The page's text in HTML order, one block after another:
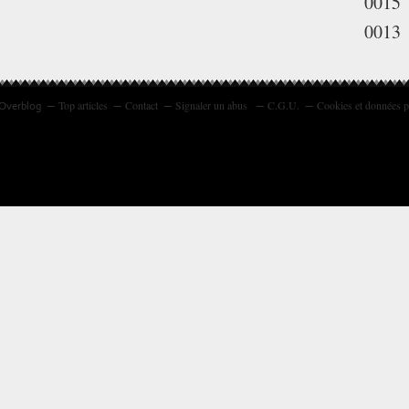
0013
Top articles Contact Signaler un abus C.G.U. Cookies et données